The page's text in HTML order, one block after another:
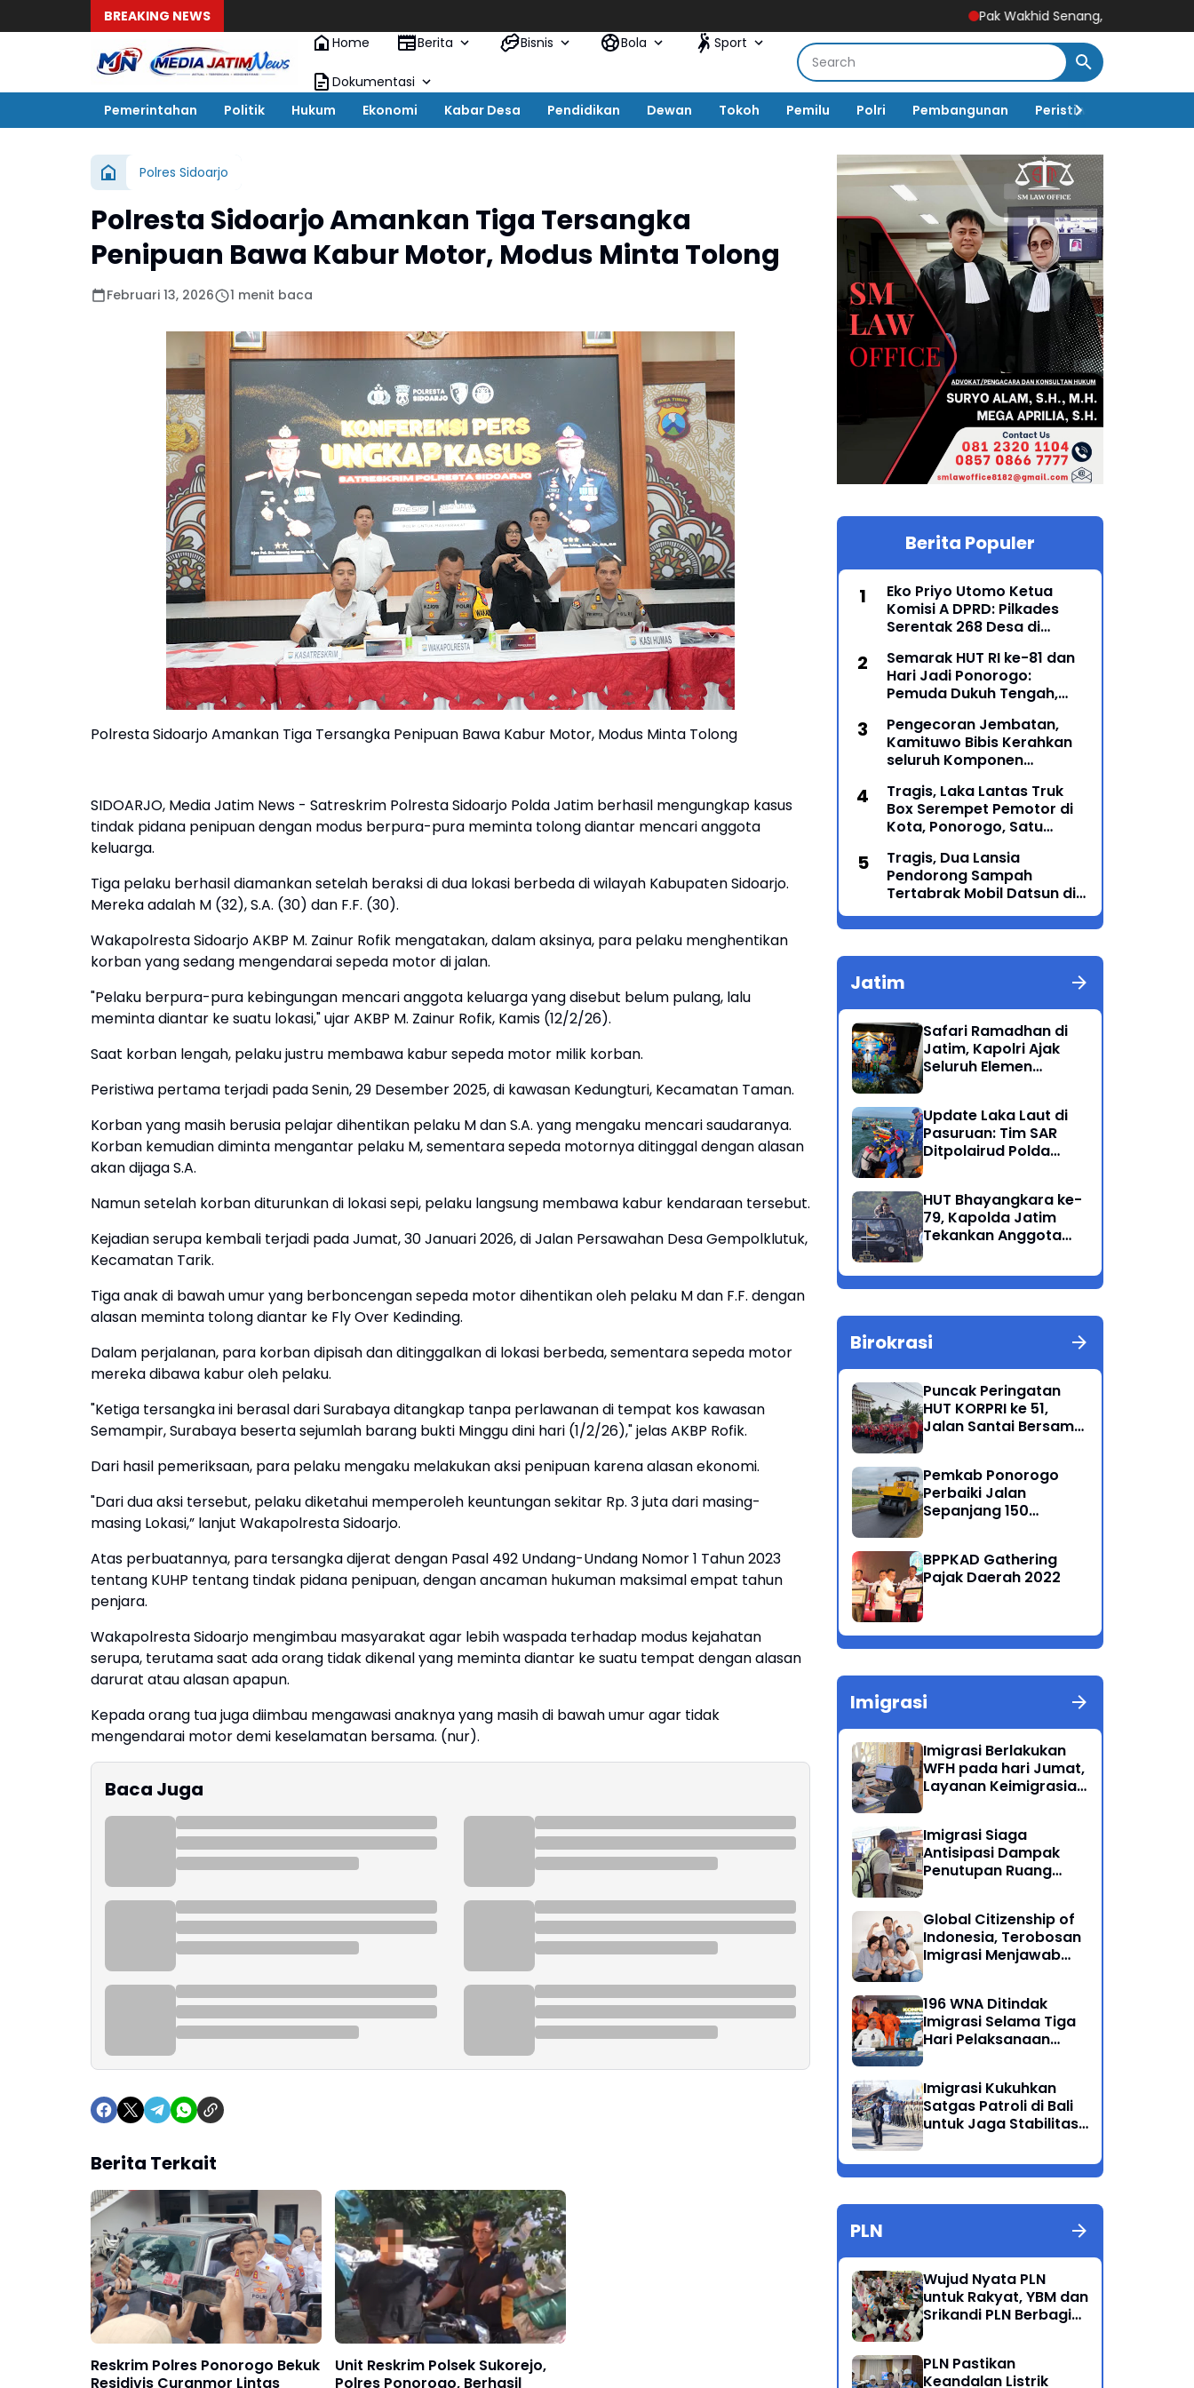
BREAKING NEWS
Pak Wakhid Senang, Paving Jalan Sudah
Home
Berita Bisnis Bola Sport
Dokumentasi
Pemerintahan
Politik Hukum Ekonomi Kabar Desa Pendidikan Dewan Tokoh Pemilu Polri Pembangunan Peristiwa
Polres Sidoarjo
Polresta Sidoarjo Amankan Tiga Tersangka
Penipuan Bawa Kabur Motor, Modus Minta Tolong
Februari 13, 2026 1 menit baca
Polresta Sidoarjo Amankan Tiga Tersangka Penipuan Bawa Kabur Motor, Modus Minta Tolong
SIDOARJO, Media Jatim News - Satreskrim Polresta Sidoarjo Polda Jatim berhasil mengungkap kasus
tindak pidana penipuan dengan modus berpura-pura meminta tolong diantar mencari anggota
keluarga.
Tiga pelaku berhasil diamankan setelah beraksi di dua lokasi berbeda di wilayah Kabupaten Sidoarjo.
Mereka adalah M (32), S.A. (30) dan F.F. (30).
Wakapolresta Sidoarjo AKBP M. Zainur Rofik mengatakan, dalam aksinya, para pelaku menghentikan
korban yang sedang mengendarai sepeda motor di jalan.
"Pelaku berpura-pura kebingungan mencari anggota keluarga yang disebut belum pulang, lalu
meminta diantar ke suatu lokasi," ujar AKBP M. Zainur Rofik, Kamis (12/2/26).
Saat korban lengah, pelaku justru membawa kabur sepeda motor milik korban.
Peristiwa pertama terjadi pada Senin, 29 Desember 2025, di kawasan Kedungturi, Kecamatan Taman.
Korban yang masih berusia pelajar dihentikan pelaku M dan S.A. yang mengaku mencari saudaranya.
Korban kemudian diminta mengantar pelaku M, sementara sepeda motornya ditinggal dengan alasan
akan dijaga S.A.
Namun setelah korban diturunkan di lokasi sepi, pelaku langsung membawa kabur kendaraan tersebut.
Kejadian serupa kembali terjadi pada Jumat, 30 Januari 2026, di Jalan Persawahan Desa Gempolklutuk,
Kecamatan Tarik.
Tiga anak di bawah umur yang berboncengan sepeda motor dihentikan oleh pelaku M dan F.F. dengan
alasan meminta tolong diantar ke Fly Over Kedinding.
Dalam perjalanan, para korban dipisah dan ditinggalkan di lokasi berbeda, sementara sepeda motor
mereka dibawa kabur oleh pelaku.
"Ketiga tersangka ini berasal dari Surabaya ditangkap tanpa perlawanan di tempat kos kawasan
Semampir, Surabaya beserta sejumlah barang bukti Minggu dini hari (1/2/26)," jelas AKBP Rofik.
Dari hasil pemeriksaan, para pelaku mengaku melakukan aksi penipuan karena alasan ekonomi.
"Dari dua aksi tersebut, pelaku diketahui memperoleh keuntungan sekitar Rp. 3 juta dari masing-
masing Lokasi,” lanjut Wakapolresta Sidoarjo.
Atas perbuatannya, para tersangka dijerat dengan Pasal 492 Undang-Undang Nomor 1 Tahun 2023
tentang KUHP tentang tindak pidana penipuan, dengan ancaman hukuman maksimal empat tahun
penjara.
Wakapolresta Sidoarjo mengimbau masyarakat agar lebih waspada terhadap modus kejahatan
serupa, terutama saat ada orang tidak dikenal yang meminta diantar ke suatu tempat dengan alasan
darurat atau alasan apapun.
Kepada orang tua juga diimbau mengawasi anaknya yang masih di bawah umur agar tidak
mengendarai motor demi keselamatan bersama. (nur).
Baca Juga
Berita Terkait
Reskrim Polres Ponorogo Bekuk
Residivis Curanmor Lintas
Unit Reskrim Polsek Sukorejo,
Polres Ponorogo, Berhasil
Berita Populer
Eko Priyo Utomo Ketua
Komisi A DPRD: Pilkades
Serentak 268 Desa di
Mei 2027
Semarak HUT RI ke-81 dan
Hari Jadi Ponorogo:
Pemuda Dukuh Tengah,
Gajah-Gajahan, Lintas
Generasi Menyatu dalam
Budaya
Pengecoran Jembatan,
Kamituwo Bibis Kerahkan
seluruh Komponen
Rayon Bulu Lor
Tragis, Laka Lantas Truk
Box Serempet Pemotor di
Kota, Ponorogo, Satu
Tragis, Dua Lansia
Pendorong Sampah
Tertabrak Mobil Datsun di
Ponorogo: Satu Meninggal
Dunia, Satu Luka-Luka
Jatim
Safari Ramadhan di
Jatim, Kapolri Ajak
Seluruh Elemen
Program Presiden
Update Laka Laut di
Pasuruan: Tim SAR
Ditpolairud Polda
Korban Meninggal di
Perairan Lekok
HUT Bhayangkara ke-
79, Kapolda Jatim
Tekankan Anggota
Profesional Polri
Birokrasi
Puncak Peringatan
HUT KORPRI ke 51,
Jalan Santai Bersama
Pemkab Ponorogo
Perbaiki Jalan
Sepanjang 150
BPPKAD Gathering
Pajak Daerah 2022
Imigrasi
Imigrasi Berlakukan
WFH pada hari Jumat,
Layanan Keimigrasian
Imigrasi Siaga
Antisipasi Dampak
Penutupan Ruang
Global Citizenship of
Indonesia, Terobosan
Imigrasi Menjawab
196 WNA Ditindak
Imigrasi Selama Tiga
Hari Pelaksanaan
Imigrasi Kukuhkan
Satgas Patroli di Bali
untuk Jaga Stabilitas
Wilayah
PLN
Wujud Nyata PLN
untuk Rakyat, YBM dan
Srikandi PLN Berbagi
Anak Dhuafa
PLN Pastikan
Keandalan Listrik